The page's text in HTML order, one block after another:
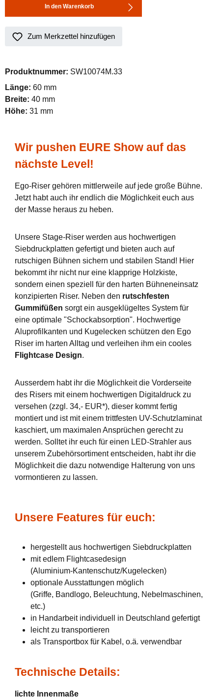
In den Warenkorb
Zum Merkzettel hinzufügen
Produktnummer: SW10074M.33
Länge: 60 mm
Breite: 40 mm
Höhe: 31 mm
Wir pushen EURE Show auf das
nächste Level!
Ego-Riser gehören mittlerweile auf jede große Bühne.
Jetzt habt auch ihr endlich die Möglichkeit euch aus
der Masse heraus zu heben.
Unsere Stage-Riser werden aus hochwertigen
Siebdruckplatten gefertigt und bieten auch auf
rutschigen Bühnen sichern und stabilen Stand! Hier
bekommt ihr nicht nur eine klapprige Holzkiste,
sondern einen speziell für den harten Bühneneinsatz
konzipierten Riser. Neben den rutschfesten
Gummifüßen sorgt ein ausgeklügeltes System für
eine optimale "Schockabsorption". Hochwertige
Aluprofilkanten und Kugelecken schützen den Ego
Riser im harten Alltag und verleihen ihm ein cooles
Flightcase Design.
Ausserdem habt ihr die Möglichkeit die Vorderseite
des Risers mit einem hochwertigen Digitaldruck zu
versehen (zzgl. 34,- EUR*), dieser kommt fertig
montiert und ist mit einem trittfesten UV-Schutzlaminat
kaschiert, um maximalen Ansprüchen gerecht zu
werden. Solltet ihr euch für einen LED-Strahler aus
unserem Zubehörsortiment entscheiden, habt ihr die
Möglichkeit die dazu notwendige Halterung von uns
vormontieren zu lassen.
Unsere Features für euch:
hergestellt aus hochwertigen Siebdruckplatten
mit edlem Flightcasedesign
(Aluminium-Kantenschutz/Kugelecken)
optionale Ausstattungen möglich
(Griffe, Bandlogo, Beleuchtung, Nebelmaschinen,
etc.)
in Handarbeit individuell in Deutschland gefertigt
leicht zu transportieren
als Transportbox für Kabel, o.ä. verwendbar
Technische Details:
lichte Innenmaße